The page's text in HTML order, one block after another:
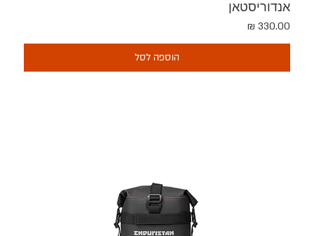
אנדוריסטאן
מחיר
הוספה לסל